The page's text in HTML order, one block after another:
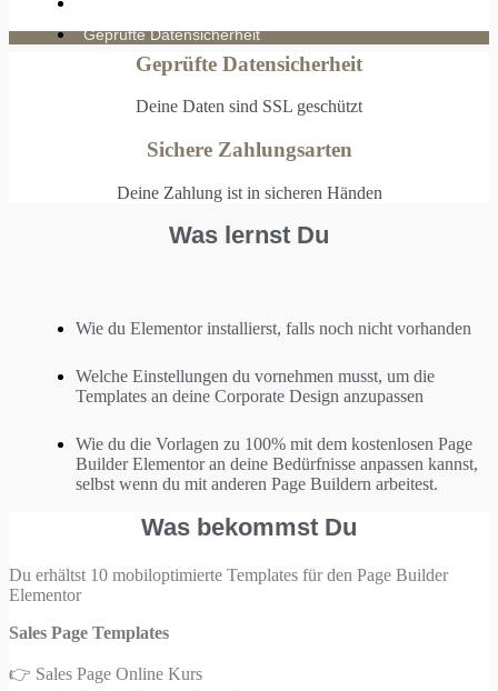
Geprüfte Datensicherheit
Geprüfte Datensicherheit
Deine Daten sind SSL geschützt
Sichere Zahlungsarten
Deine Zahlung ist in sicheren Händen
Was lernst Du
Wie du Elementor installierst, falls noch nicht vorhanden
Welche Einstellungen du vornehmen musst, um die
Templates an deine Corporate Design anzupassen
Wie du die Vorlagen zu 100% mit dem kostenlosen Page
Builder Elementor an deine Bedürfnisse anpassen kannst,
selbst wenn du mit anderen Page Buildern arbeitest.
Was bekommst Du
Du erhältst 10 mobiloptimierte Templates für den Page Builder
Elementor
Sales Page Templates
👉 Sales Page Online Kurs